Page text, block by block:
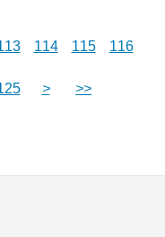
114 115 116
> >>